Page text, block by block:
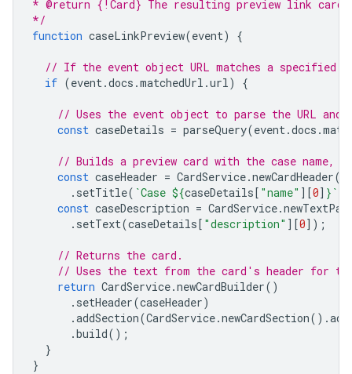
* @return {!Card} The resulting preview link card.
*/
function caseLinkPreview(event) {
// If the event object URL matches a specified
if (event.docs .matchedUrl .url) {
// Uses the event object to parse the URL
const caseDetails = parseQuery(event.docs .
// Builds a preview card with the case name,
const caseHeader = CardService.newCardHeader()
. setTitle( `Case ${caseDetails[ "name" ][0] } `
const caseDescription = CardService.
. setText(caseDetails[ "description" ][0]);
// Returns the card.
// Uses the text from the card's header for
return CardService.newCardBuilder()
. setHeader(caseHeader)
.addSection(CardService.newCardSection().
.build();
}
}